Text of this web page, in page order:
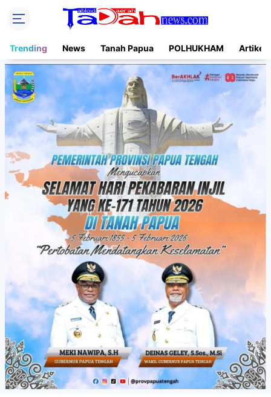
Trending News Tanah Papua POLHUKHAM Artikel